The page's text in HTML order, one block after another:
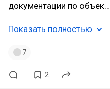
документации по объек…
Показать полностью
7
2